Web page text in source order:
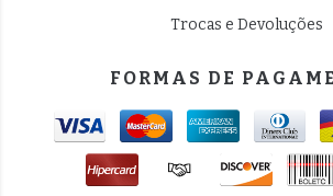
Trocas e Devoluções
FORMAS DE